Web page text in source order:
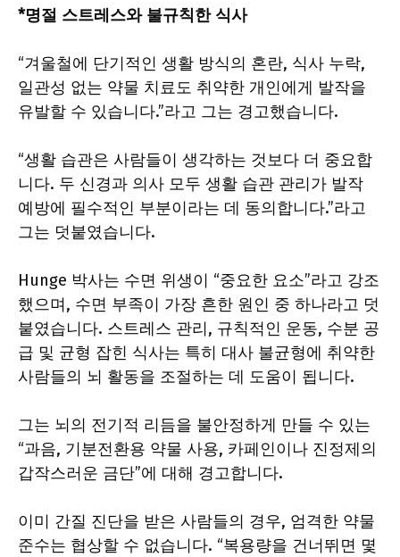
*명절 스트레스와 불규칙한 식사
“겨울철에 단기적인 생활 방식의 혼란, 식사 누락,
일관성 없는 약물 치료도 취약한 개인에게 발작을
유발할 수 있습니다.”라고 그는 경고했습니다.
“생활 습관은 사람들이 생각하는 것보다 더 중요합
니다. 두 신경과 의사 모두 생활 습관 관리가 발작
예방에 필수적인 부분이라는 데 동의합니다.”라고
그는 덧붙였습니다.
Hunge 박사는 수면 위생이 “중요한 요소”라고 강조
했으며, 수면 부족이 가장 흔한 원인 중 하나라고 덧
붙였습니다. 스트레스 관리, 규칙적인 운동, 수분 공
급 및 균형 잡힌 식사는 특히 대사 불균형에 취약한
사람들의 뇌 활동을 조절하는 데 도움이 됩니다.
그는 뇌의 전기적 리듬을 불안정하게 만들 수 있는
“과음, 기분전환용 약물 사용, 카페인이나 진정제의
갑작스러운 금단”에 대해 경고합니다.
이미 간질 진단을 받은 사람들의 경우, 엄격한 약물
준수는 협상할 수 없습니다. “복용량을 건너뛰면 몇